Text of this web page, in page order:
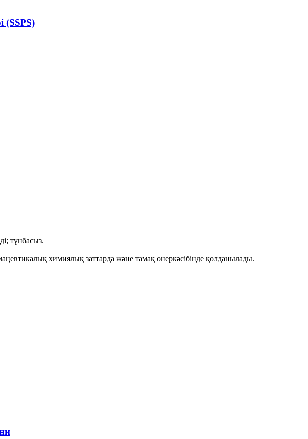
(SSPS)
тұнбасыз.
химиялық заттарда және тамақ өнеркәсібінде қолданылады.